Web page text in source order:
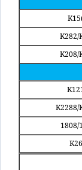
K282/
K208/
K2288/
1808/